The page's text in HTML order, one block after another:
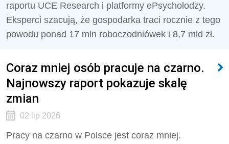
raportu UCE Research i platformy ePsycholodzy.
Eksperci szacują, że gospodarka traci rocznie z tego
powodu ponad 17 mln roboczodniówek i 8,7 mld zł.
Coraz mniej osób pracuje na czarno.
Najnowszy raport pokazuje skalę
zmian
02 lip 2026
Pracy na czarno w Polsce jest coraz mniej.